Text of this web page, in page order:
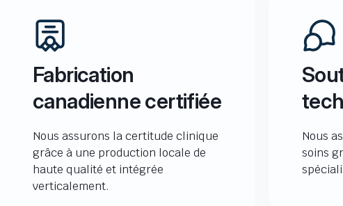
Fabrication
canadienne certifiée
Nous assurons la certitude clinique
grâce à une production locale de
haute qualité et intégrée
verticalement.
Nous
soins